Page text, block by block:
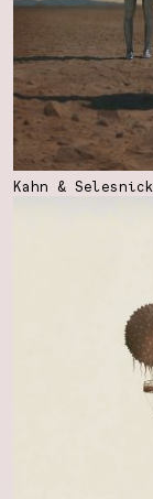
Kahn & Selesnick